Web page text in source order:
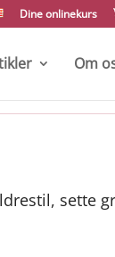
Dine onlinekurs
Om
sette